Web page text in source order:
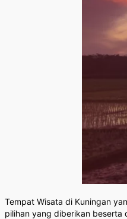
Tempat Wisata di Kuningan
pilihan yang diberikan beserta